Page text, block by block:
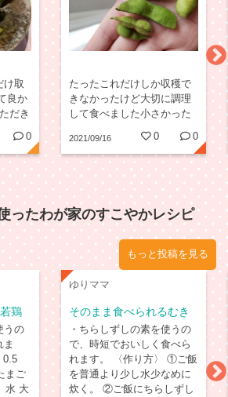
け取
良か
だき
い
0
たったこれだけしか収穫で
きなかったけど大切に調理
して食べました小さかった
けどちゃんと枝豆の味がし
たよ!
2021/09/16 0 0
ったわが家のすこやかレシピ
もっと投稿を見る
鶏
うの
ま
0.5
まご
水 大
ゆりママ
そのまま食べられるむき
えび
・ちらしずしの素を使うの
で、時短でおいしく食べら
れます。 〈作り方〉 ①ご飯
を普通より少し水少なめに
炊く。 ②ご飯にちらしずし